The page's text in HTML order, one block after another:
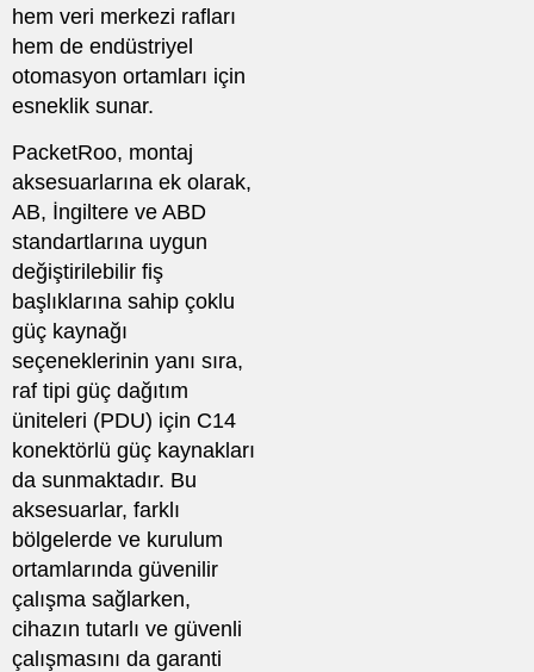
hem veri merkezi rafları
hem de endüstriyel
otomasyon ortamları için
esneklik sunar.
PacketRoo, montaj
aksesuarlarına ek olarak,
AB, İngiltere ve ABD
standartlarına uygun
değiştirilebilir fiş
başlıklarına sahip çoklu
güç kaynağı
seçeneklerinin yanı sıra,
raf tipi güç dağıtım
üniteleri (PDU) için C14
konektörlü güç kaynakları
da sunmaktadır. Bu
aksesuarlar, farklı
bölgelerde ve kurulum
ortamlarında güvenilir
çalışma sağlarken,
cihazın tutarlı ve güvenli
çalışmasını da garanti